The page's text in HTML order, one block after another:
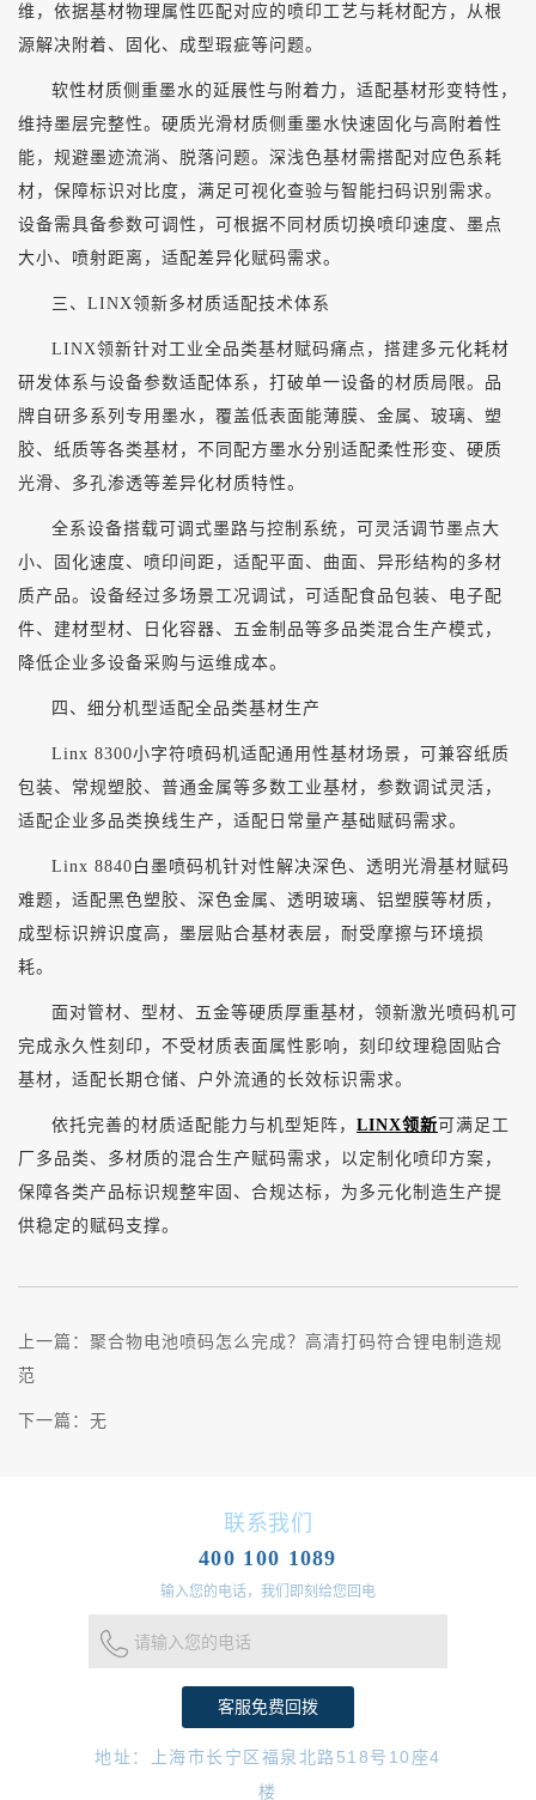
维，依据基材物理属性匹配对应的喷印工艺与耗材配方，从根
源解决附着、固化、成型瑕疵等问题。
软性材质侧重墨水的延展性与附着力，适配基材形变特性，
维持墨层完整性。硬质光滑材质侧重墨水快速固化与高附着性
能，规避墨迹流淌、脱落问题。深浅色基材需搭配对应色系耗
材，保障标识对比度，满足可视化查验与智能扫码识别需求。
设备需具备参数可调性，可根据不同材质切换喷印速度、墨点
大小、喷射距离，适配差异化赋码需求。
三、 LINX领新多材质适配技术体系
LINX领新针对工业全品类基材赋码痛点，搭建多元化耗材
研发体系与设备参数适配体系，打破单一设备的材质局限。品
牌自研多系列专用墨水，覆盖低表面能薄膜、金属、玻璃、塑
胶、纸质等各类基材，不同配方墨水分别适配柔性形变、硬质
光滑、多孔渗透等差异化材质特性。
全系设备搭载可调式墨路与控制系统，可灵活调节墨点大
小、固化速度、喷印间距，适配平面、曲面、异形结构的多材
质产品。设备经过多场景工况调试，可适配食品包装、电子配
件、建材型材、日化容器、五金制品等多品类混合生产模式，
降低企业多设备采购与运维成本。
四、细分机型适配全品类基材生产
Linx 8300小字符喷码机适配通用性基材场景，可兼容纸质
包装、常规塑胶、普通金属等多数工业基材，参数调试灵活，
适配企业多品类换线生产，适配日常量产基础赋码需求。
Linx 8840白墨喷码机针对性解决深色、透明光滑基材赋码
难题，适配黑色塑胶、深色金属、透明玻璃、铝塑膜等材质，
成型标识辨识度高，墨层贴合基材表层，耐受摩擦与环境损
耗。
面对管材、型材、五金等硬质厚重基材，领新激光喷码机可
完成永久性刻印，不受材质表面属性影响，刻印纹理稳固贴合
基材，适配长期仓储、户外流通的长效标识需求。
依托完善的材质适配能力与机型矩阵， LINX领新可满足工
厂多品类、多材质的混合生产赋码需求，以定制化喷印方案，
保障各类产品标识规整牢固、合规达标，为多元化制造生产提
供稳定的赋码支撑。
上一篇： 聚合物电池喷码怎么完成？高清打码符合锂电制造规
范
下一篇： 无
联系我们
400 100 1089
输入您的电话，我们即刻给您回电
请输入您的电话
地址：上海市长宁区福泉北路518号10座4
楼